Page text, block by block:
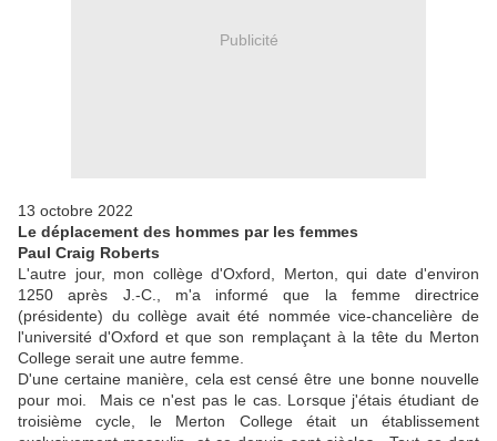
Publicité
13 octobre 2022
Le déplacement des hommes par les femmes
Paul Craig Roberts
L'autre jour, mon collège d'Oxford, Merton, qui date d'environ
1250 après J.-C., m'a informé que la femme directrice
(présidente) du collège avait été nommée vice-chancelière de
l'université d'Oxford et que son remplaçant à la tête du Merton
College serait une autre femme.
D'une certaine manière, cela est censé être une bonne nouvelle
pour moi. Mais ce n'est pas le cas. Lorsque j'étais étudiant de
troisième cycle, le Merton College était un établissement